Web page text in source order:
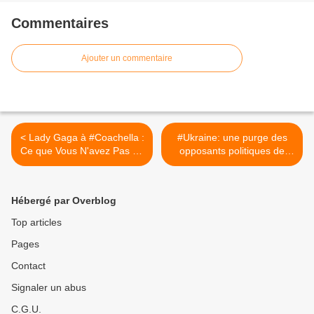
Commentaires
Ajouter un commentaire
< Lady Gaga à #Coachella :
Ce que Vous N'avez Pas Vu
sur Scène !!? + L'histoire
#Ukraine: une purge des
opposants politiques de
#Zelensky a commencé >
Hébergé par Overblog
Top articles
Pages
Contact
Signaler un abus
C.G.U.